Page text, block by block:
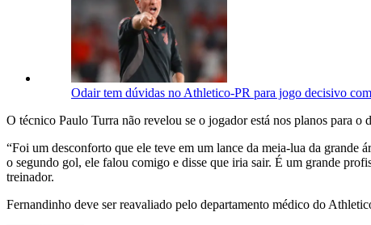
Odair tem dúvidas no Athletico-PR para jogo decisivo
O técnico Paulo Turra não revelou se o jogador está nos planos para
“Foi um desconforto que ele teve em um lance da meia-lua da grande
o segundo gol, ele falou comigo e disse que iria sair. É um grande
treinador.
Fernandinho deve ser reavaliado pelo departamento médico do